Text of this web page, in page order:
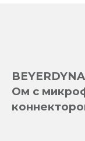
Ом с